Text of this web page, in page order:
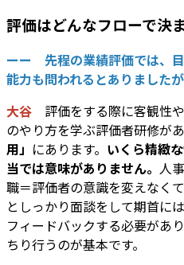
評価はどんなフローで決
ーー 先程の業績評価では、
能力も問われるとありました
大谷 評価をする際に客観性
のやり方を学ぶ評価者研修があ
用」 にあります。 いくら精緻
当では意味がありません。 人
職＝評価者の意識を変えなく
としっかり面談をして期首に
フィードバックする必要があ
ちり行うのが基本です。